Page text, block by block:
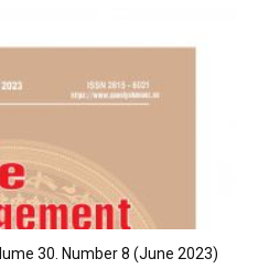
30. Number 8 (June 2023)